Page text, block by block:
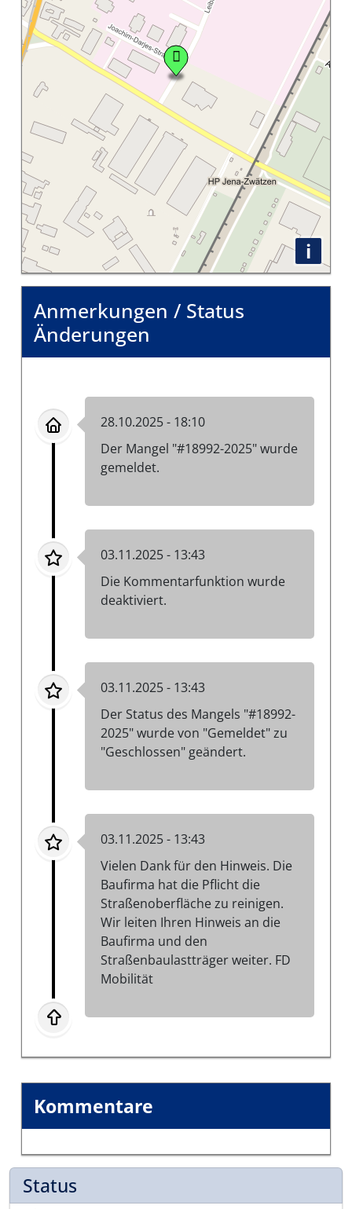
i
Anmerkungen / Status
Änderungen
28.10.2025 - 18:10
Der Mangel "#18992-2025" wurde
gemeldet.
03.11.2025 - 13:43
Die Kommentarfunktion wurde
deaktiviert.
03.11.2025 - 13:43
Der Status des Mangels "#18992-
2025" wurde von "Gemeldet" zu
"Geschlossen" geändert.
03.11.2025 - 13:43
Vielen Dank für den Hinweis. Die
Baufirma hat die Pflicht die
Straßenoberfläche zu reinigen.
Wir leiten Ihren Hinweis an die
Baufirma und den
Straßenbaulastträger weiter. FD
Mobilität
Kommentare
Status